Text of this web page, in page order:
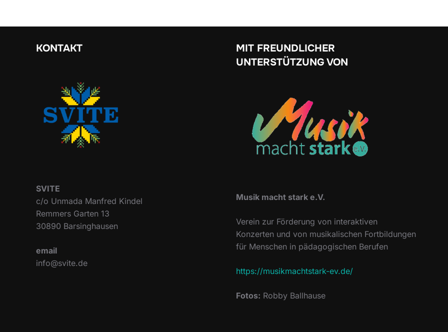
KONTAKT
SVITE
c/o Unmada Manfred Kindel
Remmers Garten 13
30890 Barsinghausen
email
info@svite.de
MIT FREUNDLICHER
UNTERSTÜTZUNG VON
Musik macht stark e.V.
Verein zur Förderung von interaktiven
Konzerten und von musikalischen Fortbildungen
für Menschen in pädagogischen Berufen
https://musikmachtstark-ev.de/
Fotos: Robby Ballhause